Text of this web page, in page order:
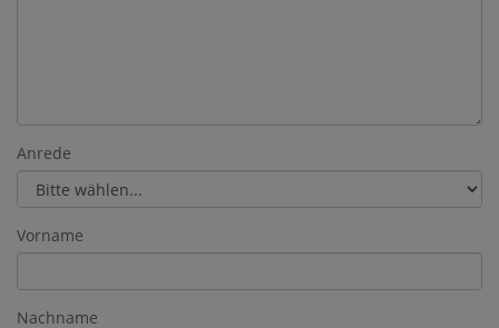
Anrede
Vorname
Nachname